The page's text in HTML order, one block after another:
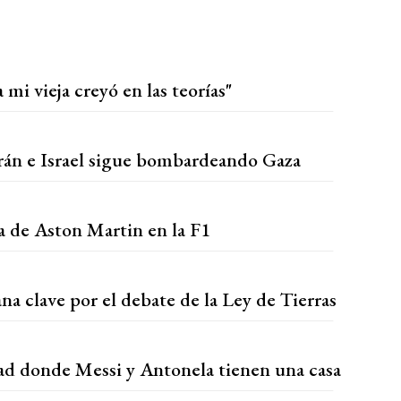
vieja creyó en las teorías"
e Israel sigue bombardeando Gaza
de Aston Martin en la F1
clave por el debate de la Ley de Tierras
donde Messi y Antonela tienen una casa